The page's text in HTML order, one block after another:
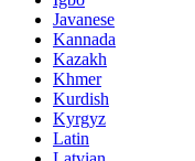
Javanese
Kannada
Kazakh
Khmer
Kurdish
Kyrgyz
Latin